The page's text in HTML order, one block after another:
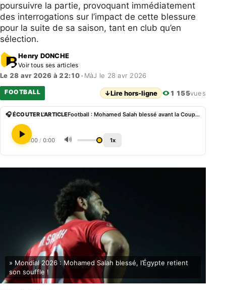
poursuivre la partie, provoquant immédiatement
des interrogations sur l’impact de cette blessure
pour la suite de sa saison, tant en club qu’en
sélection.
Henry DONCHE
Voir tous ses articles
Le 28 avr 2026 à 22:10• MàJ le 28 avr 2026
FOOTBALL ↓Lire hors-ligne 1 155vues
🎧 ÉCOUTER L'ARTICLE Football : Mohamed Salah blessé avant la Coupe du Monde 2026
0:00 / 0:00 🔊 1x
» Mondial 2026 : Mohamed Salah blessé, l’Égypte retient
son souffle !